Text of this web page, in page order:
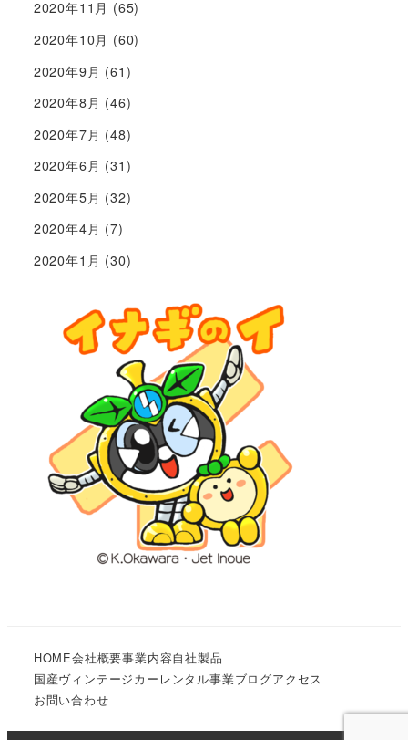
2020年11月 (65)
2020年10月 (60)
2020年9月 (61)
2020年8月 (46)
2020年7月 (48)
2020年6月 (31)
2020年5月 (32)
2020年4月 (7)
2020年1月 (30)
HOME会社概要事業内容自社製品
国産ヴィンテージカーレンタル事業ブログアクセス
お問い合わせ